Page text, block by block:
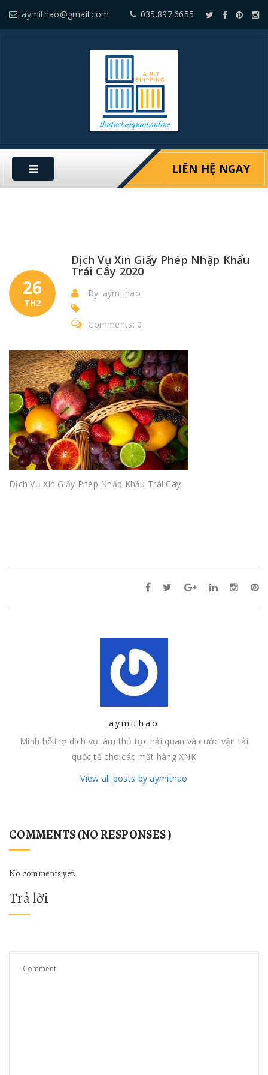
aymithao@gmail.com 035.897.6655
LIÊN HỆ NGAY
26
TH2
Dịch Vụ Xin Giấy Phép Nhập Khẩu
Trái Cây 2020
By: aymithao
Comments: 0
Dịch Vụ Xin Giấy Phép Nhập Khẩu Trái Cây
aymithao
Mình hỗ trợ dịch vụ làm thủ tục hải quan và cước vận tải
quốc tế cho các mặt hàng XNK
View all posts by aymithao
COMMENTS (NO RESPONSES )
No comments yet.
Trả lời